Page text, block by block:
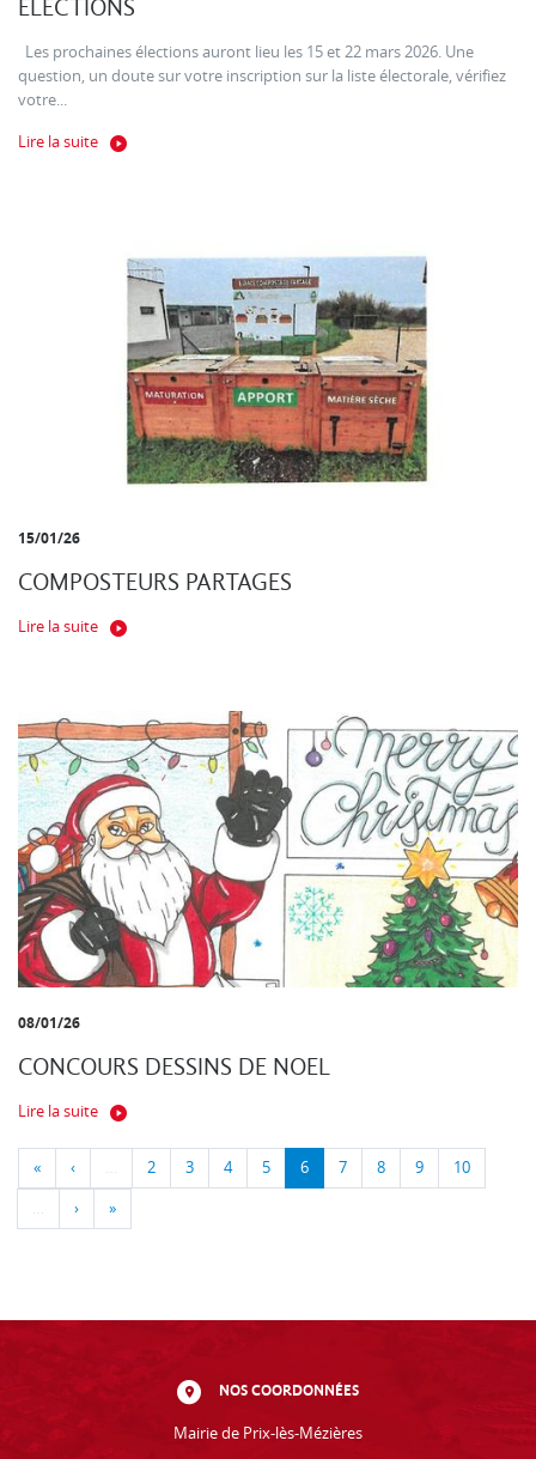
ELECTIONS
Les prochaines élections auront lieu les 15 et 22 mars 2026. Une
question, un doute sur votre inscription sur la liste électorale, vérifiez
votre...
Lire la suite
15/01/26
COMPOSTEURS PARTAGES
Lire la suite
08/01/26
CONCOURS DESSINS DE NOEL
Lire la suite
« ‹ … 2 3 4 5 6 7 8 9 10
… › »
NOS COORDONNÉES
Mairie de Prix-lès-Mézières